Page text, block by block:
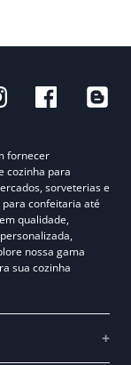
fornecer
cozinha para
sorveterias e
confeitaria até
qualidade,
nossa gama
sua cozinha
+